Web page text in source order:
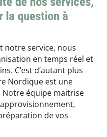
la question à
notre service, nous
en temps réel et
C’est d’autant plus
Nordique est une
équipe maitrise
de vos